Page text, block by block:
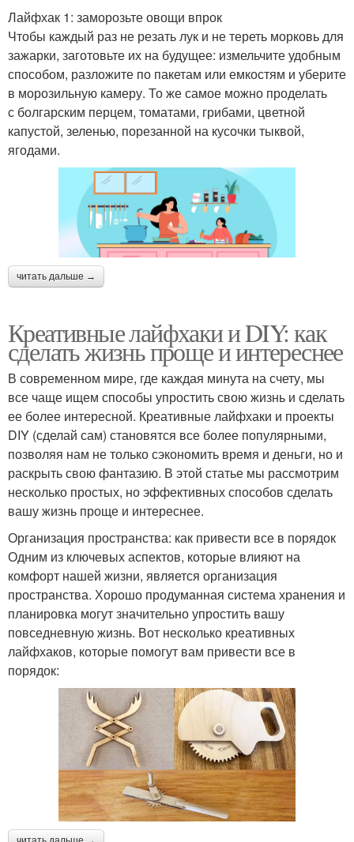
Лайфхак 1: заморозьте овощи впрок
Чтобы каждый раз не резать лук и не тереть морковь для
зажарки, заготовьте их на будущее: измельчите удобным
способом, разложите по пакетам или емкостям и уберите
в морозильную камеру. То же самое можно проделать
с болгарским перцем, томатами, грибами, цветной
капустой, зеленью, порезанной на кусочки тыквой,
ягодами.
читать дальше →
Креативные лайфхаки и DIY: как
сделать жизнь проще и интереснее
В современном мире, где каждая минута на счету, мы
все чаще ищем способы упростить свою жизнь и сделать
ее более интересной. Креативные лайфхаки и проекты
DIY (сделай сам) становятся все более популярными,
позволяя нам не только сэкономить время и деньги, но и
раскрыть свою фантазию. В этой статье мы рассмотрим
несколько простых, но эффективных способов сделать
вашу жизнь проще и интереснее.
Организация пространства: как привести все в порядок
Одним из ключевых аспектов, которые влияют на
комфорт нашей жизни, является организация
пространства. Хорошо продуманная система хранения и
планировка могут значительно упростить вашу
повседневную жизнь. Вот несколько креативных
лайфхаков, которые помогут вам привести все в
порядок: